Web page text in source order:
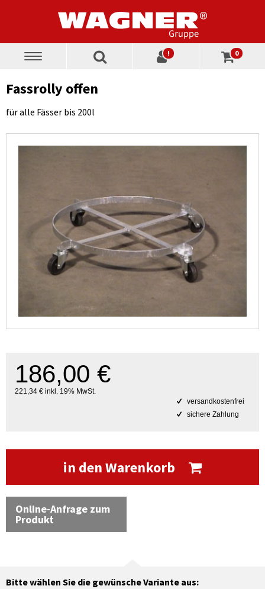
Toggle
! 0
Fassrolly offen
für alle Fässer bis 200l
186,00 €
221,34 € inkl. 19% MwSt.
versandkostenfrei
sichere Zahlung
in den Warenkorb
Online-Anfrage zum
Produkt
Bitte wählen Sie die gewünsche Variante aus: